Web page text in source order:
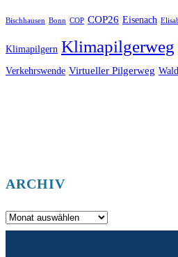
Bischhausen Bonn COP COP26 Eisenach
Klimapilgern Klimapilgerweg
Verkehrswende Virtueller Pilgerweg
ARCHIV
Archiv